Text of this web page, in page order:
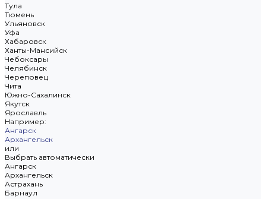
Тула
Тюмень
Ульяновск
Уфа
Хабаровск
Ханты-Мансийск
Чебоксары
Челябинск
Череповец
Чита
Южно-Сахалинск
Якутск
Ярославль
Например:
Ангарск
Архангельск
или
Выбрать автоматически
Ангарск
Архангельск
Астрахань
Барнаул